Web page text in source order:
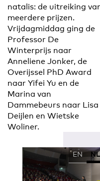
natalis: de uitreiking
meerdere prijzen.
Vrijdagmiddag ging de
Professor De
Winterprijs naar
Anneliene Jonker, de
Overijssel PhD Award
naar Yifei Yu en de
Marina van
Dammebeurs naar Lisa
Deijlen en Wietske
Woliner.
EN NL